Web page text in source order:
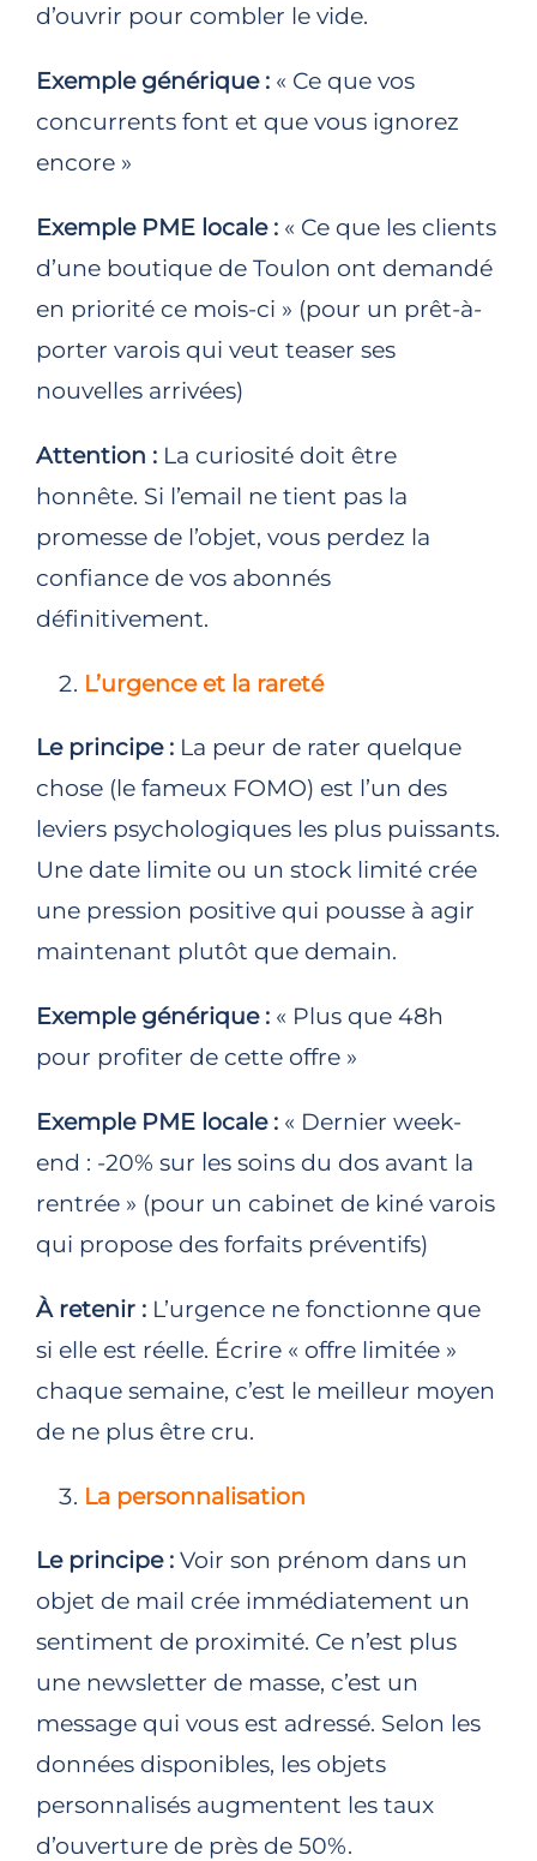
d’ouvrir pour combler le vide.
Exemple générique :« Ce que vos
concurrents font et que vous ignorez
encore »
Exemple PME locale :« Ce que les clients
d’une boutique de Toulon ont demandé
en priorité ce mois-ci » (pour un prêt-à-
porter varois qui veut teaser ses
nouvelles arrivées)
Attention :La curiosité doit être
honnête. Si l’email ne tient pas la
promesse de l’objet, vous perdez la
confiance de vos abonnés
définitivement.
L’urgence et la rareté
Le principe :La peur de rater quelque
chose (le fameux FOMO) est l’un des
leviers psychologiques les plus puissants.
Une date limite ou un stock limité crée
une pression positive qui pousse à agir
maintenant plutôt que demain.
Exemple générique :« Plus que 48h
pour profiter de cette offre »
Exemple PME locale :« Dernier week-
end : -20% sur les soins du dos avant la
rentrée » (pour un cabinet de kiné varois
qui propose des forfaits préventifs)
À retenir :L’urgence ne fonctionne que
si elle est réelle. Écrire « offre limitée »
chaque semaine, c’est le meilleur moyen
de ne plus être cru.
La personnalisation
Le principe :Voir son prénom dans un
objet de mail crée immédiatement un
sentiment de proximité. Ce n’est plus
une newsletter de masse, c’est un
message qui vous est adressé. Selon les
données disponibles, les objets
personnalisés augmentent les taux
d’ouverture de près de 50%.